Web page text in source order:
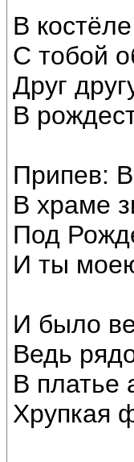
В
С тобой
Друг
В
Припев:
В храме
Под
И ты
И было
Ведь
В платье
Хрупкая